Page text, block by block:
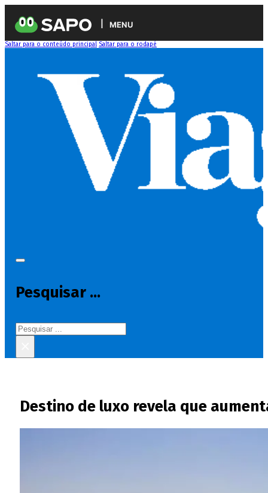
MENU
Saltar para o conteúdo principal Saltar para o rodapé
Pesquisar ...
Pesquisar
Destino de luxo revela que